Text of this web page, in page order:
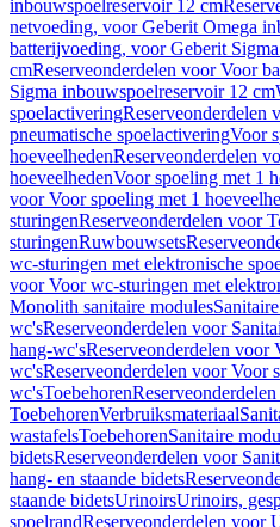
inbouwspoelreservoir 12 cm
netvoeding, voor Geberit Omega
batterijvoeding, voor Geberit
cmReserveonderdelen voor Voor
Sigma inbouwspoelreservoir 12 cm
spoelactiveringReserveonderdelen
pneumatische spoelactiveringVoor
hoeveelhedenReserveonderdelen
hoeveelhedenVoor spoeling met 1
voor Voor spoeling met 1
sturingenReserveonderdelen voor
sturingenRuwbouwsets
wc-sturingen met elektronische
voor Voor wc-sturingen met
Monolith sanitaire modules
wc'sReserveonderdelen voor
hang-wc'sReserveonderdelen voor
wc'sReserveonderdelen voor Voor
wc'sToebehoren
ToebehorenVerbruiksmateriaal
wastafelsToebehorenSanitaire
bidetsReserveonderdelen voor
hang- en staande bidets
staande bidetsUrinoirsUrinoirs,
spoelrandReserveonderdelen voor